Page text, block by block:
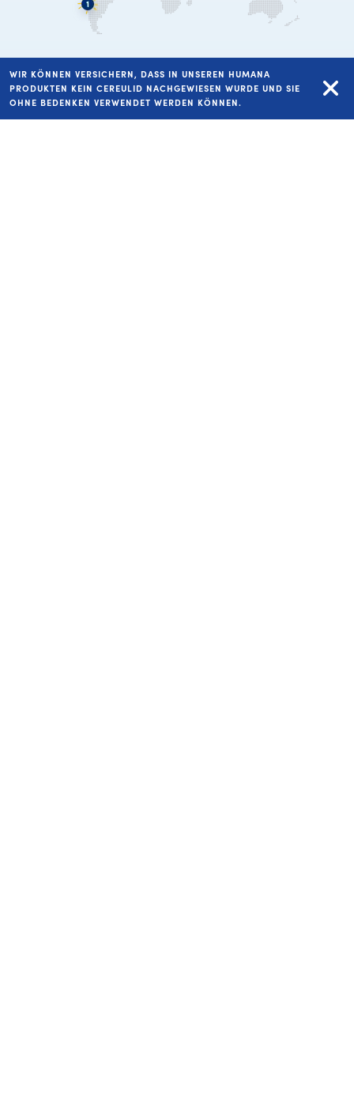
COPYRIGHT HUMANA VERTRIEBS GMBH 2026
WIR KÖNNEN VERSICHERN, DASS IN UNSEREN HUMANA
PRODUKTEN KEIN CEREULID NACHGEWIESEN WURDE UND SIE
OHNE BEDENKEN VERWENDET WERDEN KÖNNEN.